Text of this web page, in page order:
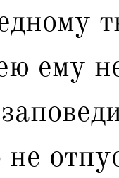
ему